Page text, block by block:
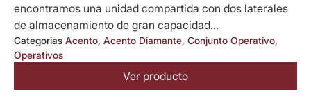
encontramos una unidad compartida con dos laterales
de almacenamiento de gran capacidad...
Categorias Acento, Acento Diamante, Conjunto Operativo,
Operativos
Ver producto